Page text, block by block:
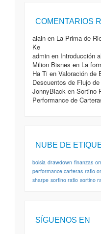
COMENTARIOS
alain en La Prima de
Ke
admin en Introducción
Milion Bisnes en La
Ha Ti en Valoración de
Descuentos de Flujo
JonnyBlack en Sortino
Performance de
NUBE DE
bolsia drawdown finanzas
performance carteras ratio
sharpe sortino ratio sortino
SÍGUENOS EN